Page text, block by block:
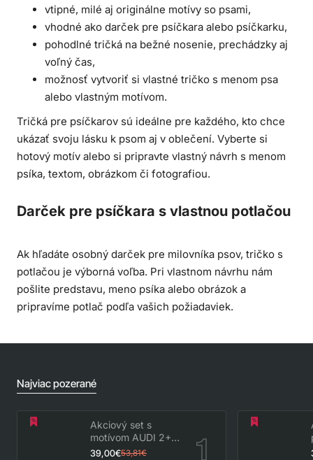
vtipné, milé aj originálne motívy so psami,
vhodné ako darček pre psíčkara alebo psíčkarku,
pohodlné tričká na bežné nosenie, prechádzky aj
voľný čas,
možnosť vytvoriť si vlastné tričko s menom psa
alebo vlastným motívom.
Tričká pre psíčkarov sú ideálne pre každého, kto chce
ukázať svoju lásku k psom aj v oblečení. Vyberte si
hotový motív alebo si pripravte vlastný návrh s menom
psíka, textom, obrázkom či fotografiou.
Darček pre psíčkara s vlastnou potlačou
Ak hľadáte osobný darček pre milovníka psov, tričko s
potlačou je výborná voľba. Pri vlastnom návrhu nám
pošlite predstavu, meno psíka alebo obrázok a
pripravíme potlač podľa vašich požiadaviek.
Najviac pozerané
Akciový set s
motívom AUDI 2+
hrnček
39,00€53,81€